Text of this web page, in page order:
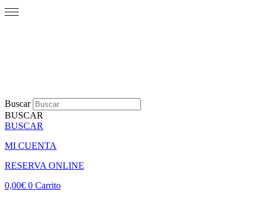
Buscar
BUSCAR
BUSCAR
MI CUENTA
RESERVA ONLINE
0,00€ 0 Carrito